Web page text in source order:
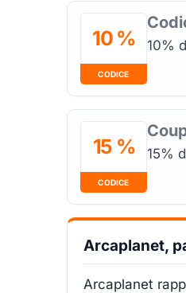
10 %
CODICE
10%
15 %
CODICE
15%
Arcaplanet,
Arcaplanet